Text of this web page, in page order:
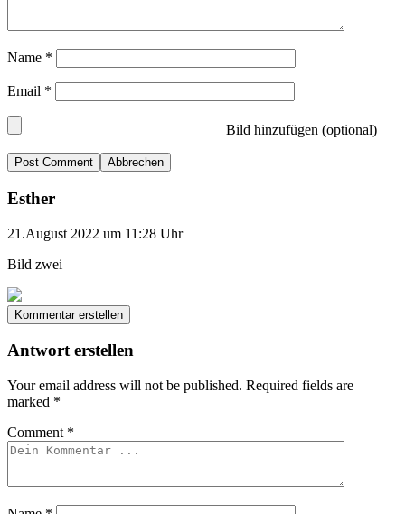
Name *
Email *
Bild hinzufügen (optional)
Abbrechen
Esther
21.August 2022 um 11:28 Uhr
Bild zwei
Kommentar erstellen
Antwort erstellen
Your email address will not be published. Required fields are
marked *
Comment *